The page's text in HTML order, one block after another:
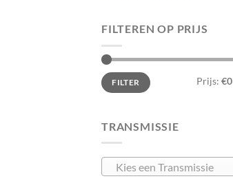
FILTEREN OP PRIJS
Min.
prijs
Max.
prijsFILTER Prijs: €0
TRANSMISSIE
Kies een Transmissie